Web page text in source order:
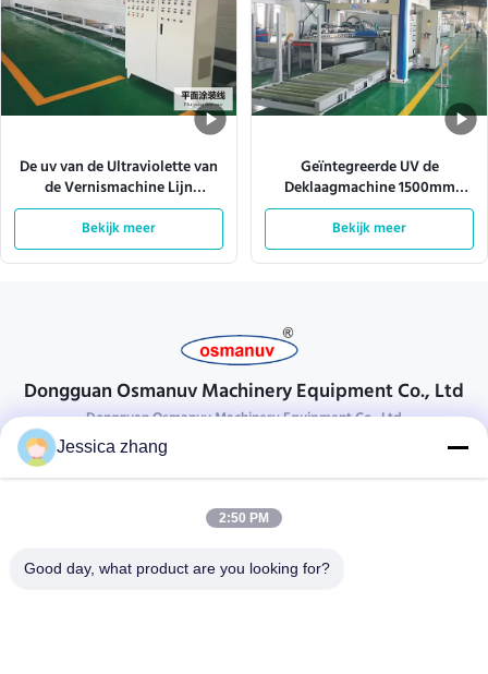
De uv van de Ultraviolette van
de Vernismachine Lijn
Stralendeklaag ISO9001
L10000mm
Bekijk meer
Geïntegreerde UV de
Deklaagmachine 1500mm
Spuitpistool 380VAC van de
Raadslijn
Bekijk meer
Dongguan Osmanuv Machinery Equipment Co., Ltd
Dongguan Osmanuv Machinery Equipment Co., Ltd
Neem contact op.
28 tweede industrieel, wei van Liu chong, Wanjiang, DongGuan,
86-769 -88125248
Jessica zhang
2:50 PM
Good day, what product are you looking for?